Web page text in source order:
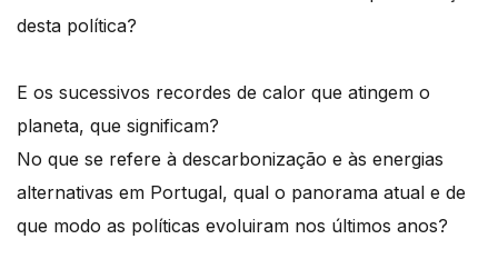
desta política?
E os sucessivos recordes de calor que atingem o
planeta, que significam?
No que se refere à descarbonização e às energias
alternativas em Portugal, qual o panorama atual e de
que modo as políticas evoluiram nos últimos anos?